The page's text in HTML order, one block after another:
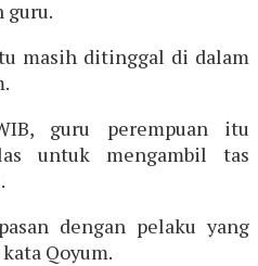
guru.
masih ditinggal di dalam
guru perempuan itu
untuk mengambil tas
dengan pelaku yang
Qoyum.